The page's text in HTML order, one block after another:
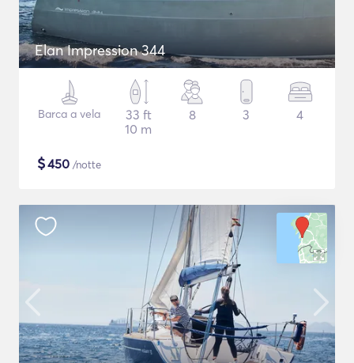
Elan Impression 344
Barca a vela
33 ft
10 m
8 3 4
$450 /notte